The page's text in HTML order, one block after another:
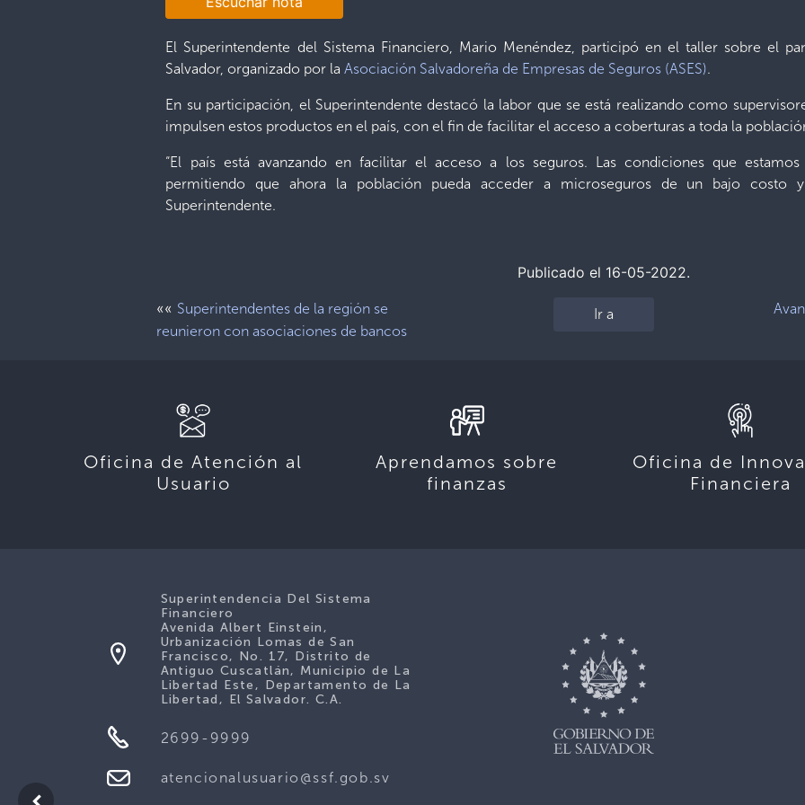
El Superintendente del Sistema Financiero, Mario Menéndez, participó en el taller sobre el
Salvador, organizado por laAsociación Salvadoreña de Empresas de Seguros (ASES).
En su participación, el Superintendente destacó la labor que se está realizando como
impulsen estos productos en el país, con el fin de facilitar el acceso a coberturas a toda la
“El país está avanzando en facilitar el acceso a los seguros. Las condiciones que
permitiendo que ahora la población pueda acceder a microseguros de un bajo costo
Superintendente.
Publicado el 16-05-2022.
«« Superintendentes de la región se
reunieron con asociaciones de bancos
Ir a
Oficina de Atención al
Usuario
Aprendamos sobre
finanzas
Oficina de
Financiera
Superintendencia Del Sistema
Financiero
Avenida Albert Einstein,
Urbanización Lomas de San
Francisco, No. 17, Distrito de
Antiguo Cuscatlán, Municipio de La
Libertad Este, Departamento de La
Libertad, El Salvador. C.A.
2699-9999
atencionalusuario@ssf.gob.sv